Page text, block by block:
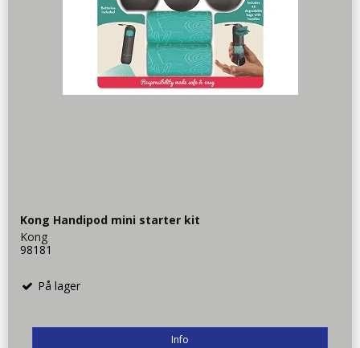
Kong Handipod mini starter kit
Kong
98181
På lager
Info